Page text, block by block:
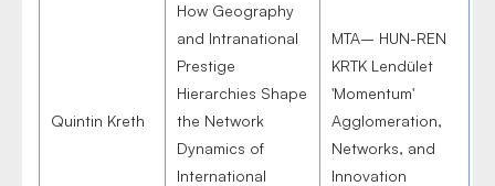
Quintin Kreth
How Geography
and Intranational
Prestige
Hierarchies Shape
the Network
Dynamics of
International
MTA– HUN-REN
KRTK Lendület
'Momentum'
Agglomeration,
Networks, and
Innovation